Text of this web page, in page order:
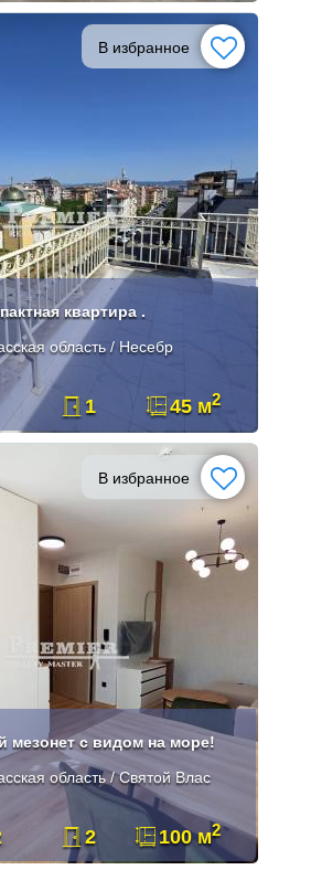
В избранное
квартира .
область / Несебр
1 45 м2
В избранное
мезонет с видом на море!
область / Святой Влас
2 100 м2